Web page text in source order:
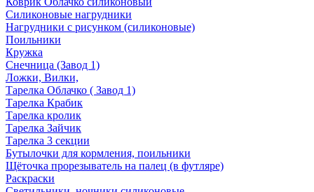
Силиконовые нагрудники
Нагрудники с рисунком (силиконовые)
Поильники
Кружка
Снечница (Завод 1)
Ложки, Вилки,
Тарелка Облачко ( Завод 1)
Тарелка Крабик
Тарелка кролик
Тарелка Зайчик
Тарелка 3 секции
Бутылочки для кормления, поильники
Щёточка прорезыватель на палец (в футляре)
Раскраски